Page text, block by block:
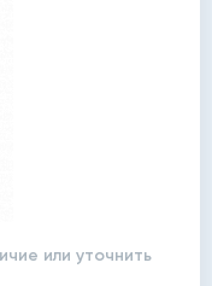
или уточнить